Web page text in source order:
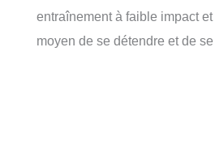
entraînement à faible impact et
moyen de se détendre et de